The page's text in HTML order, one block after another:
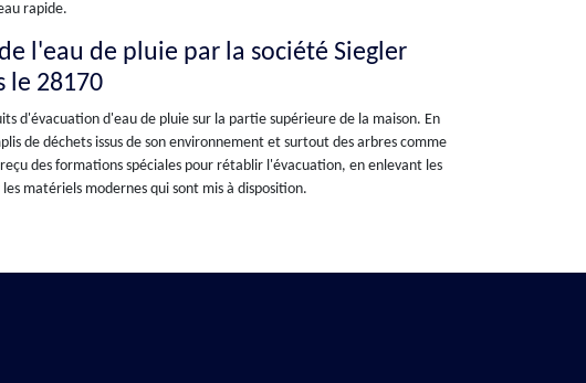
rapide.
l'eau de pluie par la société Siegler
le 28170
d'évacuation d'eau de pluie sur la partie supérieure de la maison. En
de déchets issus de son environnement et surtout des arbres comme
des formations spéciales pour rétablir l'évacuation, en enlevant les
matériels modernes qui sont mis à disposition.